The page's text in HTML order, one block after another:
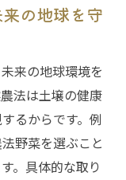
の地球を守
来の地球環境を
法は土壌の健康
るからです。例
野菜を選ぶこと
。具体的な取り